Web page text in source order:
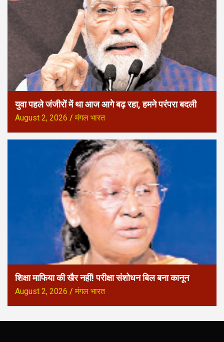
युवा पहले जंजीरों में था आज आगे बढ़ रहा, हमने परंपरा बदली
August 2, 2026 मंगल भारत
शिक्षा माफिया की खैर नहीं! परीक्षा संशोधन बिल बना कानून
August 2, 2026 मंगल भारत